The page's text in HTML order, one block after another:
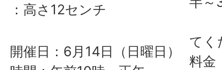
：高さ12センチ
開催日：6月14日（日曜日）
てく
料金